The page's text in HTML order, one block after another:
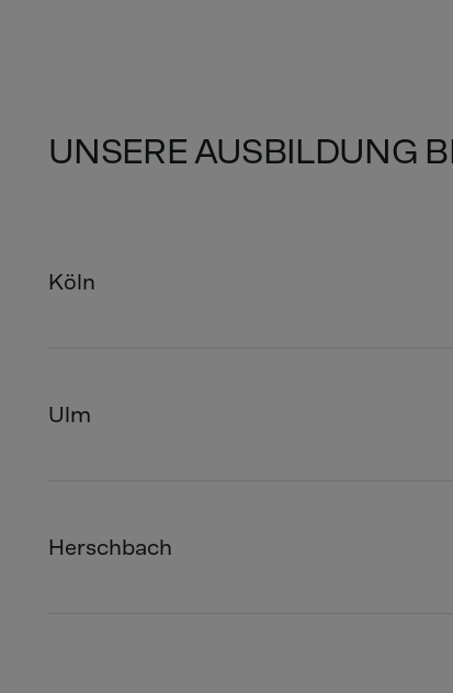
UNSERE AUSBILDUNG
Köln
Ulm
Herschbach